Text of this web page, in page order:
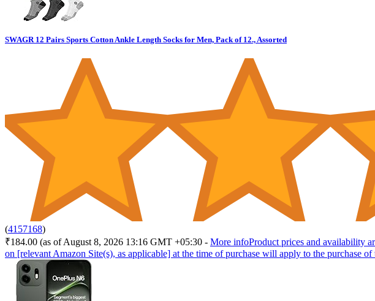
SWAGR 12 Pairs Sports Cotton Ankle Length Socks for Men, Pack of 12., Assorted
(4157168)
₹184.00 (as of August 8, 2026 13:16 GMT +05:30 - More infoProduct prices and availability
on [relevant Amazon Site(s), as applicable] at the time of purchase will apply to the purchase of